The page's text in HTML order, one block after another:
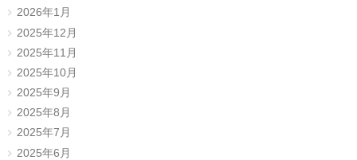
2026年1月
2025年12月
2025年11月
2025年10月
2025年9月
2025年8月
2025年7月
2025年6月